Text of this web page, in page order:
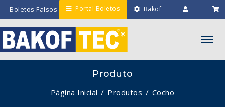
Boletos Falsos Portal Boletos Bakof
Engenharia
Produto
Página Inicial Produtos Cocho